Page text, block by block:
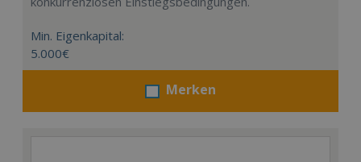
Min. Eigenkapital:
5.000€
Merken